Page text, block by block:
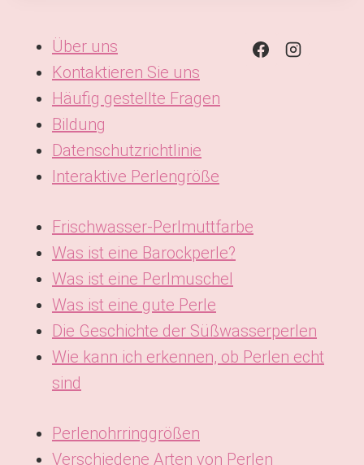
Über uns
Kontaktieren Sie uns
Häufig gestellte Fragen
Bildung
Datenschutzrichtlinie
Interaktive Perlengröße
Frischwasser-Perlmuttfarbe
Was ist eine Barockperle?
Was ist eine Perlmuschel
Was ist eine gute Perle
Die Geschichte der Süßwasserperlen
Wie kann ich erkennen, ob Perlen echt
sind
Perlenohrringgrößen
Verschiedene Arten von Perlen